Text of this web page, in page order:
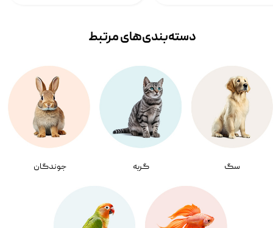
سگ گربه جوندگان
دسته‌بندی‌‌های مرتبط